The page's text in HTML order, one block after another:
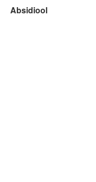
Absidiool